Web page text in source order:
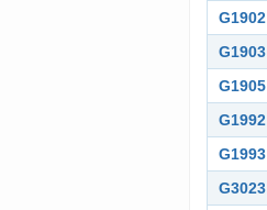
G1902
G1903
G1905
G1992
G1993
G3023